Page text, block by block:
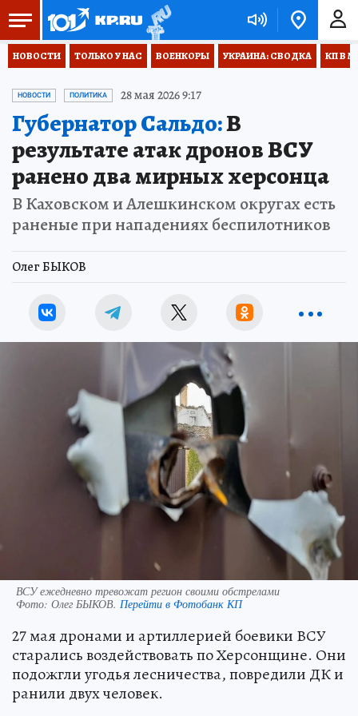
НОВОСТИ ТОЛЬКО У НАС ВОЕНКОРЫ УКРАИНА: СВОДКА КП В
НОВОСТИ ПОЛИТИКА 28 мая 2026 9:17
Губернатор Сальдо:В
результате атак дронов ВСУ
ранено два мирных херсонца
В Каховском и Алешкинском округах есть
раненые при нападениях беспилотников
Олег БЫКОВ
ВСУ ежедневно тревожат регион своими обстрелами
Фото: Олег БЫКОВ. Перейти в Фотобанк КП
27 мая дронами и артиллерией боевики ВСУ
старались воздействовать по Херсонщине. Они
подожгли угодья лесничества, повредили ДК и
ранили двух человек.